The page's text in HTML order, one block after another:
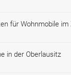
für Wohnmobile im
in der Oberlausitz